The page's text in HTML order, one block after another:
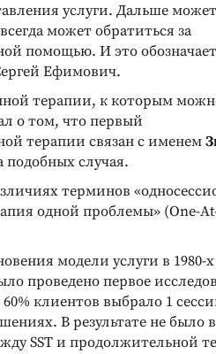
услуги. Дальше
может обратиться за
помощью. И это
Ефимович.
терапии, к которым
о том, что первый
терапии связан с именем
случая.
терминов
одной проблемы» (One-
модели услуги в 1980-х
проведено первое
60% клиентов выбрало 1
В результате не было
SST и продолжительной